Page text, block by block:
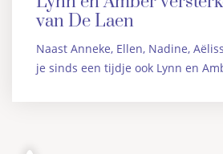
van De Laen
Naast Anneke, Ellen, Nadine,
je sinds een tijdje ook Lynn en